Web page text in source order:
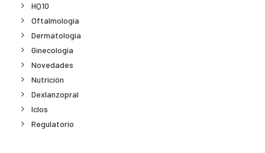
HQ10
Oftalmología
Dermatología
Ginecología
Novedades
Nutrición
Dexlanzopral
Iclos
Regulatorio